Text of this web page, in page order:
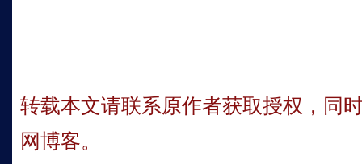
转载本文请联系原作者获取授权，同
网博客。